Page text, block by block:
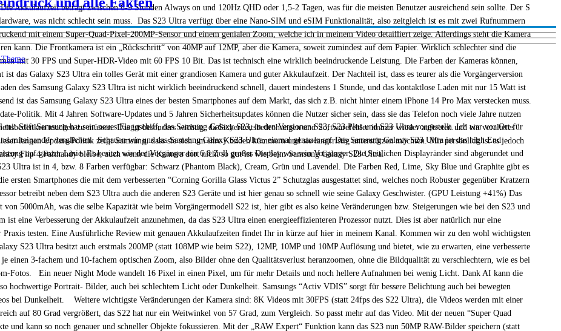
Akkulaufzeit beträgt zwischen 8-9 Stunden Always on und 120Hz QHD oder 1,5-2 Tagen, was für die meisten Benutzer ausreichend sein sollte. Der S
was nicht schlecht sein muss. Das S23 Ultra verfügt über eine Nano-SIM und eSIM Funktionalität, also zeitgleich ist es mit zwei Rufnummern
mit einem Super-Quad-Pixel-200MP-Sensor und einem genialen Zoom, welche ich in meinem Video detailliert zeige. Allerdings steht die Kamera
kann. Die Frontkamera ist ein „Rückschritt“ von 40MP auf 12MP, aber die Kamera, soweit zumindest auf dem Papier. Wirklich schlechter sind die
mit 30 FPS und Super-HDR-Video mit 60 FPS 10 Bit. Das ist technisch eine wirklich beeindruckende Leistung. Die Farben der Kameras können,
ist das Galaxy S23 Ultra ein tolles Gerät mit einer grandiosen Kamera und guter Akkulaufzeit. Der Nachteil ist, dass es teurer als die Vorgängerversion
des Samsung Galaxy S23 Ultra ist nicht wirklich beeindruckend schnell, dauert mindestens 1 Stunde, und das kontaktlose Laden mit nur 15 Watt ist
ist das Samsung Galaxy S23 Ultra eines der besten Smartphones auf dem Markt, das sich z.B. nicht hinter einem iPhone 14 Pro Max verstecken muss.
Politik. Mit 4 Jahren Software-Updates und 5 Jahren Sicherheitsupdates können die Nutzer sicher sein, dass sie das Telefon noch viele Jahre nutzen
machen zu müssen. Das ist besonders wichtig, da Sicherheitsbedrohungen und Softwarefehler immer wieder auftreten und ein veraltetes
langen Update-Politik zeigt Samsung, dass sie sich um ihre Kunden kümmern und sie langfristig unterstützen möchten. Mir persönlich ist es jedoch
Flip 4 Falthandy bleibe, auch wenn die Kamera dort nicht so gut ist wie beim Samsung Galaxy S23 Ultra.
Stift Samsung hat sein neues Flaggschiff, das Samsung Galaxy S23, in den Versionen S23, S23 Plus und S23 Ultra vorgestellt. Ich war vor Ort für
miteinander verglichen. Schauen wir uns das Samsung Galaxy S23 Ultra, einmal genauer an. Das Samsung Galaxy S23 Ultra ist das high End
auf ganzer Linie. Es besitzt wie der Vorgänger ein 6.8 Zoll großes Display wie sein Vorgänger. Die Seitlichen Displayränder sind abgerundet und
Ultra ist in 4, bzw. 8 Farben verfügbar: Schwarz (Phantom Black), Cream, Grün und Lavendel. Die Farben Red, Lime, Sky Blue und Graphite gibt es
ersten Smartphones die mit dem verbesserten “Corning Gorilla Glass Victus 2” Schutzglas ausgestattet sind, welches noch Robuster gegenüber Kratzern
betreibt neben dem S23 Ultra auch die anderen S23 Geräte und ist hier genau so schnell wie seine Galaxy Geschwister. (GPU Leistung +41%) Das
5000mAh, was die selbe Kapazität wie beim Vorgängermodell S22 ist, hier gibt es also keine Veränderungen bzw. Steigerungen wie bei den S23 und
eine Verbesserung der Akkulaufzeit anzunehmen, da das S23 Ultra einen energieeffizienteren Prozessor nutzt. Dies ist aber natürlich nur eine
Praxis testen. Eine Ausführliche Review mit genauen Akkulaufzeiten findet Ihr in kürze auf hier in meinem Kanal. Kommen wir zu den wohl wichtigsten
S23 Ultra besitzt auch erstmals 200MP (statt 108MP wie beim S22), 12MP, 10MP und 10MP Auflösung und bietet, wie zu erwarten, eine verbesserte
einen 3-fachem und 10-fachem opti­schen Zoom, also Bilder ohne den Qualitätsverlust heranzoomen, ohne die Bildqualität zu verschlechtern, wie es bei
Fotos. Ein neuer Night Mode wandelt 16 Pixel in einen Pixel, um für mehr Details und noch hellere Aufnahmen bei wenig Licht. Dank AI kann die
hochwertige Portrait- Bilder, auch bei schlechtem Licht oder Dunkelheit. Samsungs “Activ VDIS” sorgt für bessere Belichtung auch bei bewegten
bei Dunkelheit. Weitere wichtigste Veränderungen der Kamera sind: 8K Videos mit 30FPS (statt 24fps des S22 Ultra), die Videos werden mit einer
auf 80 Grad vergrößert, das S22 hat nur ein Weitwinkel von 57 Grad, zum Vergleich. So passt mehr auf das Video. Mit der neuen “Super Quad
und kann so noch genauer und schneller Objekte fokussieren. Mit der „RAW Expert“ Funktion kann das S23 nun 50MP RAW-Bilder speichern (statt
·